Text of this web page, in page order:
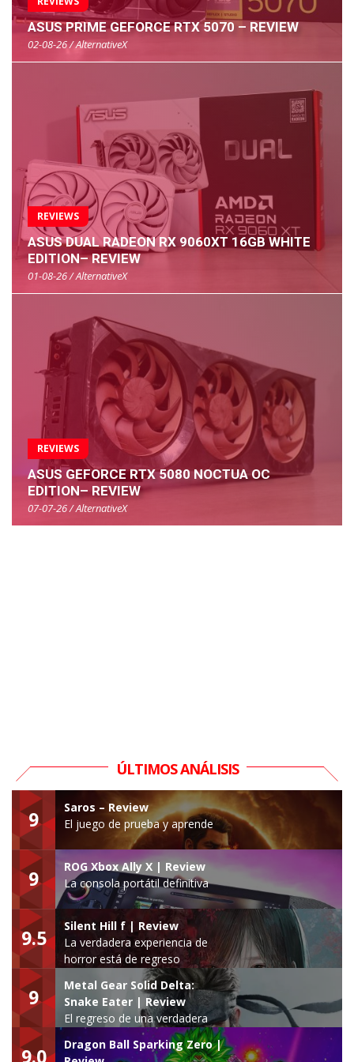
ASUS PRIME GEFORCE RTX 5070 – REVIEW
02-08-26 / AlternativeX
REVIEWS
ASUS DUAL RADEON RX 9060XT 16GB WHITE
EDITION– REVIEW
01-08-26 / AlternativeX
REVIEWS
ASUS GEFORCE RTX 5080 NOCTUA OC
EDITION– REVIEW
07-07-26 / AlternativeX
ÚLTIMOS ANÁLISIS
9
Saros – Review
El juego de prueba y aprende
9
ROG Xbox Ally X | Review
La consola portátil definitiva
9.5
Silent Hill f | Review
La verdadera experiencia de
horror está de regreso
9
Metal Gear Solid Delta:
Snake Eater | Review
El regreso de una verdadera
leyenda
9.0
Dragon Ball Sparking Zero |